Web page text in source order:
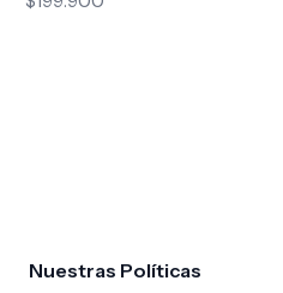
Nuestras Políticas